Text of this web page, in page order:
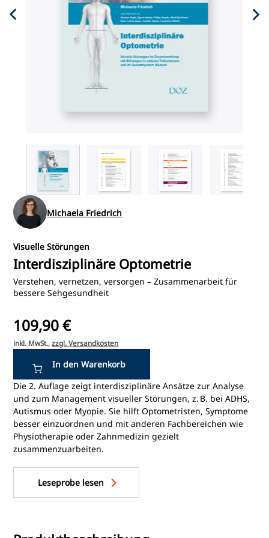
Michaela Friedrich
Visuelle Störungen
Interdisziplinäre Optometrie
Verstehen, vernetzen, versorgen – Zusammenarbeit für
bessere Sehgesundheit
109,90 €
inkl. MwSt.,zzgl. Versandkosten
Die 2. Auflage zeigt interdisziplinäre Ansätze zur Analyse
und zum Management visueller Störungen, z. B. bei ADHS,
Autismus oder Myopie. Sie hilft Optometristen, Symptome
besser einzuordnen und mit anderen Fachbereichen wie
Physiotherapie oder Zahnmedizin gezielt
zusammenzuarbeiten.
Leseprobe lesen